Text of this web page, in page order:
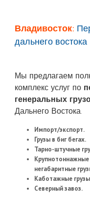
Владивосток:
дальнего востока
Мы предлагаем
комплекс услуг по
генеральных
Дальнего Востока.
Импорт/экспорт.
Грузы в биг бегах.
Тарно-штучные
Крупнотоннажные
негабаритные
Каботажные
Северный завоз.